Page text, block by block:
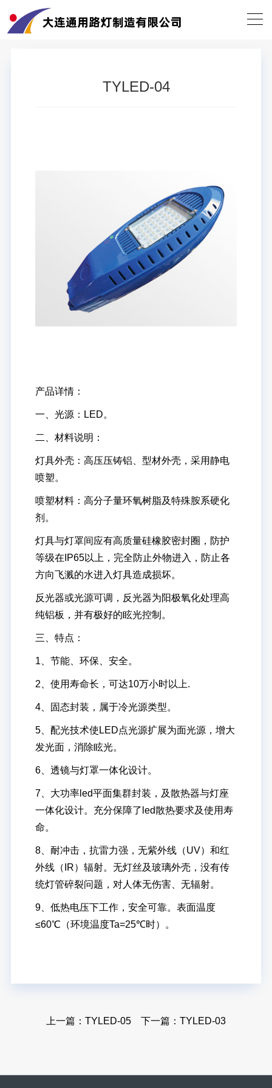
请输入搜索关键词
返回列表
当前位置：首页>产品中心>TYLED-04
TYLED-04
产品详情：
一、光源：LED。
二、材料说明：
灯具外壳：高压压铸铝、型材外壳，采用静电
喷塑。
喷塑材料：高分子量环氧树脂及特殊胺系硬化
剂。
灯具与灯罩间应有高质量硅橡胶密封圈，防护
等级在IP65以上，完全防止外物进入，防止各
方向飞溅的水进入灯具造成损坏。
反光器或光源可调，反光器为阳极氧化处理高
纯铝板，并有极好的眩光控制。
三、特点：
1、节能、环保、安全。
2、使用寿命长，可达10万小时以上.
4、固态封装，属于冷光源类型。
5、配光技术使 LED点光源扩展为面光源，增大
发光面，消除眩光。
6、透镜与灯罩一体化设计。
7、 大功率led平面集群封装，及散热器与灯座
一体化设计。充分保障了led散热要求及使用寿
命。
8、耐冲击，抗雷力强，无紫外线（UV）和红
外线（IR）辐射。无灯丝及玻璃外壳，没有传
统灯管碎裂问题，对人体无伤害、无辐射。
9、低热电压下工作，安全可靠。表面温度
≤60℃（环境温度Ta=25℃时）。
上一篇： TYLED-05 下一篇：TYLED-03